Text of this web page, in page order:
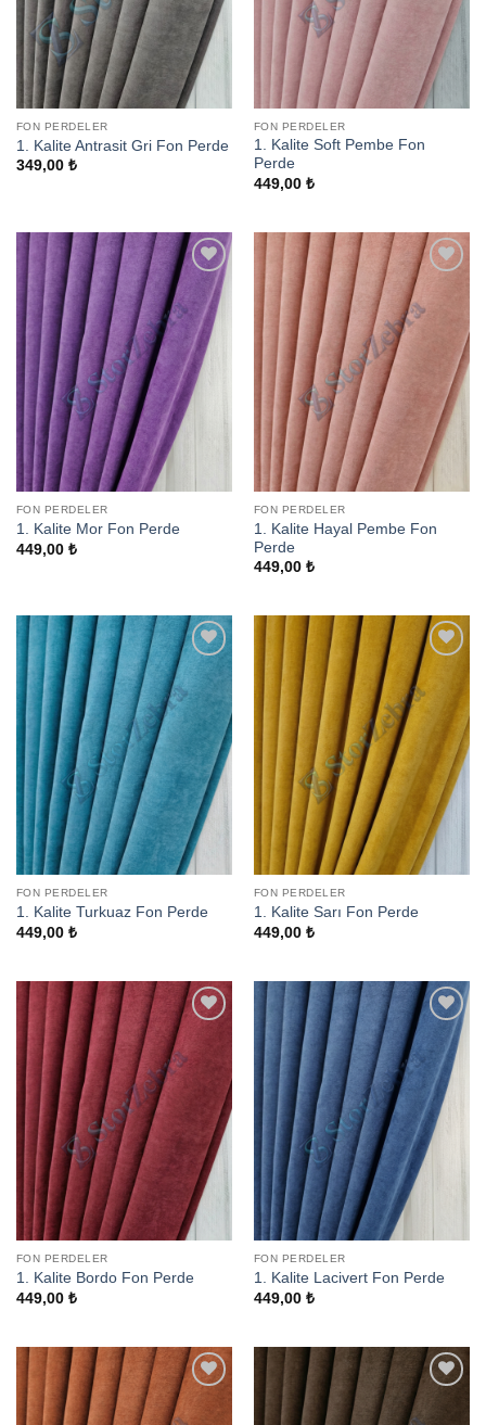
FON PERDELER
1. Kalite Antrasit Gri Fon Perde
349,00 ₺
FON PERDELER
1. Kalite Soft Pembe Fon
Perde
449,00 ₺
Add to
wishlist
FON PERDELER
1. Kalite Mor Fon Perde
449,00 ₺
wishlist
FON PERDELER
1. Kalite Hayal Pembe Fon
Perde
449,00 ₺
wishlist
FON PERDELER
1. Kalite Turkuaz Fon Perde
449,00 ₺
Add to
wishlist
FON PERDELER
1. Kalite Sarı Fon Perde
449,00 ₺
wishlist
FON PERDELER
1. Kalite Bordo Fon Perde
449,00 ₺
Add to
wishlist
FON PERDELER
1. Kalite Lacivert Fon Perde
449,00 ₺
wishlist